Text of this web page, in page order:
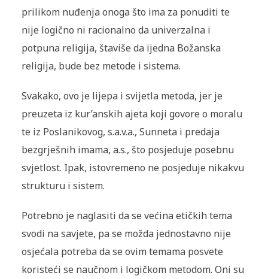
prilikom nuđenja onoga što ima za ponuditi te
nije logično ni racionalno da univerzalna i
potpuna religija, štaviše da ijedna Božanska
religija, bude bez metode i sistema.
Svakako, ovo je lijepa i svijetla metoda, jer je
preuzeta iz kur’anskih ajeta koji govore o moralu
te iz Poslanikovog, s.a.v.a., Sunneta i predaja
bezgrješnih imama, a.s., što posjeduje posebnu
svjetlost. Ipak, istovremeno ne posjeduje nikakvu
strukturu i sistem.
Potrebno je naglasiti da se većina etičkih tema
svodi na savjete, pa se možda jednostavno nije
osjećala potreba da se ovim temama posvete
koristeći se naučnom i logičkom metodom. Oni su